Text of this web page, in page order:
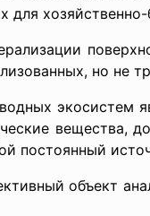
для
но не
экосистем
вещества,
постоянный
объект